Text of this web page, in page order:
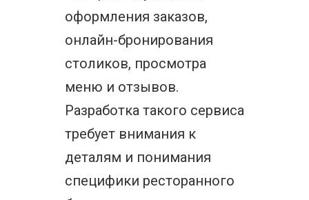
оформления заказов,
онлайн-бронирования
столиков, просмотра
меню и отзывов.
Разработка такого сервиса
требует внимания к
деталям и понимания
специфики ресторанного